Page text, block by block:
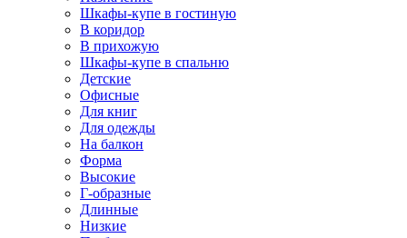
Шкафы-купе в гостиную
В коридор
В прихожую
Шкафы-купе в спальню
Детские
Офисные
Для книг
Для одежды
На балкон
Форма
Высокие
Г-образные
Длинные
Низкие